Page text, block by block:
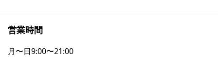
営業時間
月〜日9:00〜21:00